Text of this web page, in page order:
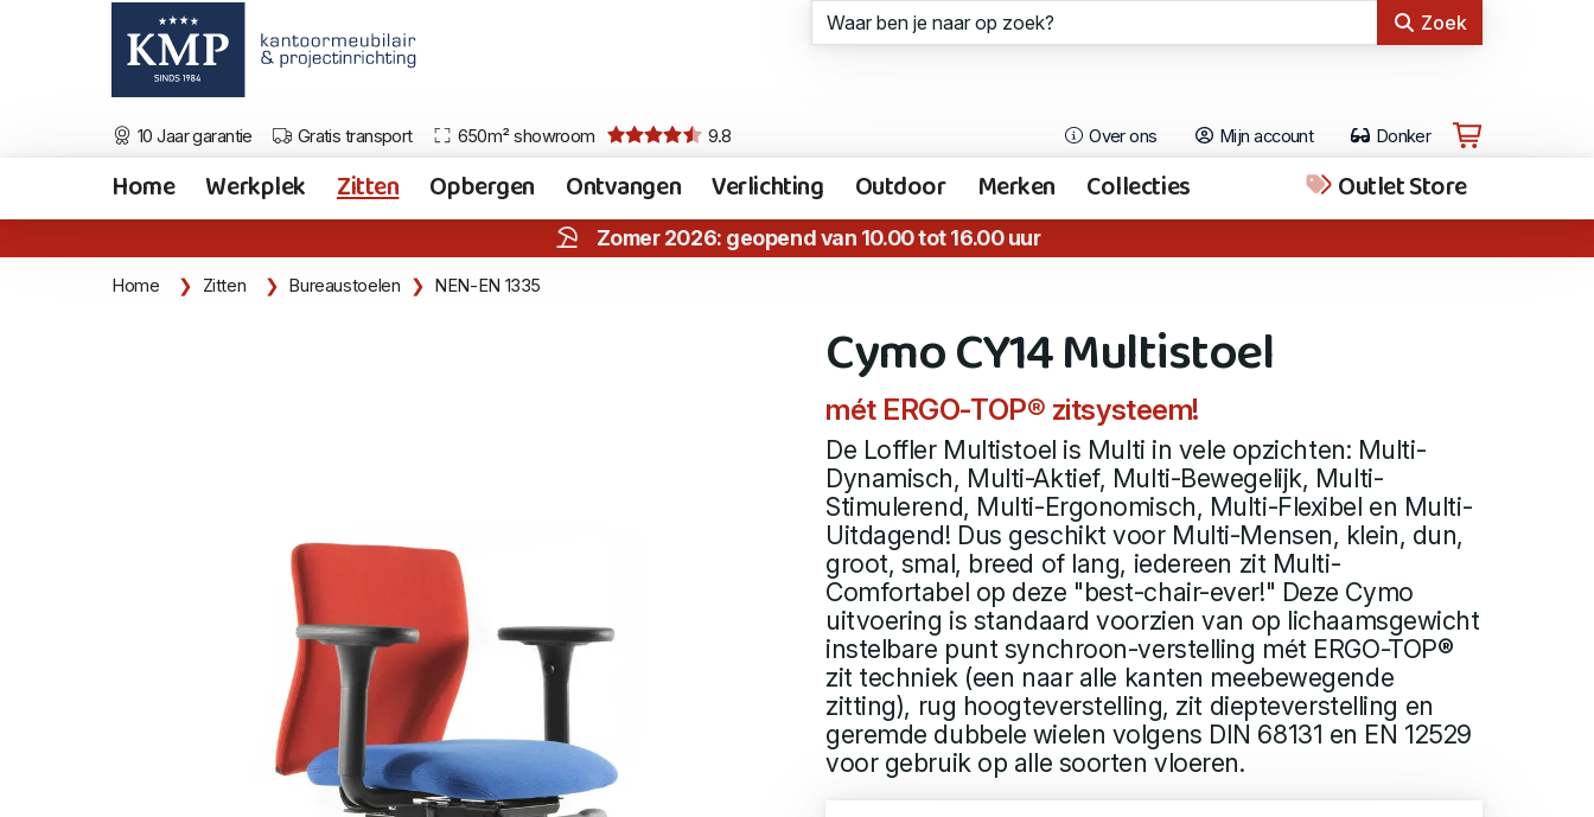
Zoek
10 Jaar garantie Gratis transport 650m² showroom 9.8 Over ons Mijn account Donker
Home Werkplek Zitten Opbergen Ontvangen Verlichting Outdoor Merken Collecties Outlet Store
Zomer 2026: geopend van 10.00 tot 16.00 uur
Home Zitten Bureaustoelen NEN-EN 1335
Cymo CY14 Multistoel
mét ERGO-TOP® zitsysteem!
De Loffler Multistoel is Multi in vele opzichten: Multi-
Dynamisch, Multi-Aktief, Multi-Bewegelijk, Multi-
Stimulerend, Multi-Ergonomisch, Multi-Flexibel en Multi-
Uitdagend! Dus geschikt voor Multi-Mensen, klein, dun,
groot, smal, breed of lang, iedereen zit Multi-
Comfortabel op deze "best-chair-ever!" Deze Cymo
uitvoering is standaard voorzien van op lichaamsgewicht
instelbare punt synchroon-verstelling mét ERGO-TOP®
zit techniek (een naar alle kanten meebewegende
zitting), rug hoogteverstelling, zit diepteverstelling en
geremde dubbele wielen volgens DIN 68131 en EN 12529
voor gebruik op alle soorten vloeren.